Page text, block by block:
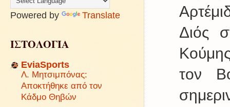
Διός
τον
Powered by Translate
ΙΣΤΟΛΟΓΙΑ
EviaSports
Λ. Μητσιμπόνας:
Αποκτήθηκε από τον
Κάδμο Θηβών